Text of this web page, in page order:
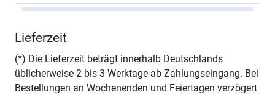
Seiten 310
Jahr Hamburg 2007
Lieferzeit
(*) Die Lieferzeit beträgt innerhalb Deutschlands
üblicherweise 2 bis 3 Werktage ab Zahlungseingang. Bei
Bestellungen an Wochenenden und Feiertagen verzögert